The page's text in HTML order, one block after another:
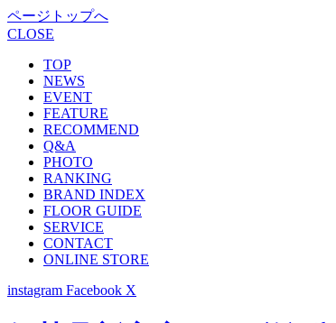
ページトップへ
CLOSE
TOP
NEWS
EVENT
FEATURE
RECOMMEND
Q&A
PHOTO
RANKING
BRAND INDEX
FLOOR GUIDE
SERVICE
CONTACT
ONLINE STORE
instagram Facebook X